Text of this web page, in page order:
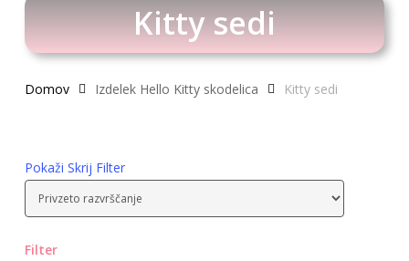
Kitty sedi
Domov Izdelek Hello Kitty skodelica Kitty sedi
Pokaži Skrij Filter
Filter